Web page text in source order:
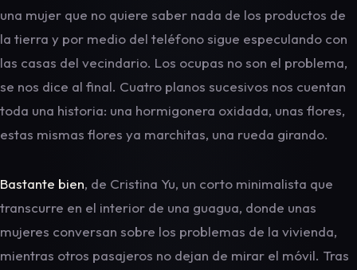
una mujer que no quiere saber nada de los productos de
la tierra y por medio del teléfono sigue especulando con
las casas del vecindario. Los ocupas no son el problema,
se nos dice al final. Cuatro planos sucesivos nos cuentan
toda una historia: una hormigonera oxidada, unas flores,
estas mismas flores ya marchitas, una rueda girando.
Bastante bien, de Cristina Yu, un corto minimalista que
transcurre en el interior de una guagua, donde unas
mujeres conversan sobre los problemas de la vivienda,
mientras otros pasajeros no dejan de mirar el móvil. Tras